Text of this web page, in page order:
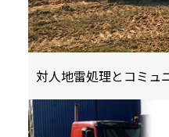
対人地雷処理とコミュ